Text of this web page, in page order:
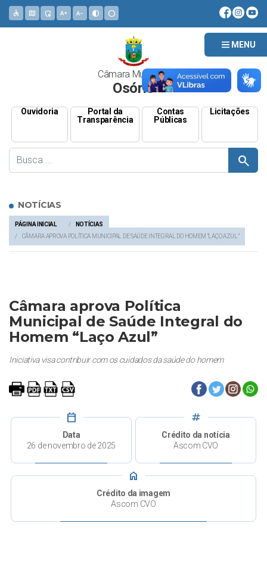
MENU
accessible map admin_panel_settings text_increase text_decrease contrast circle
Câmara Municipal
Osório
Ouvidoria
Portal da
Transparência
Contas
Públicas
Licitações
search
NOTÍCIAS
PÁGINA INICIAL
NOTÍCIAS
CÂMARA APROVA POLÍTICA MUNICIPAL DE SAÚDE INTEGRAL DO HOMEM “LAÇO AZUL”
Câmara aprova Política
Municipal de Saúde Integral do
Homem “Laço Azul”
Iniciativa visa contribuir com os cuidados da saúde do homem
calendar_today
Data
26 de novembro de 2025
tag
Crédito da notícia
Ascom CVO
home
Crédito da imagem
Ascom CVO